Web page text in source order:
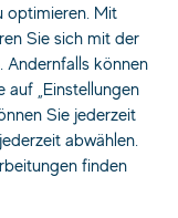
optimieren. Mit
Sie sich mit der
Andernfalls können
auf „Einstellungen
Sie jederzeit
abwählen.
finden